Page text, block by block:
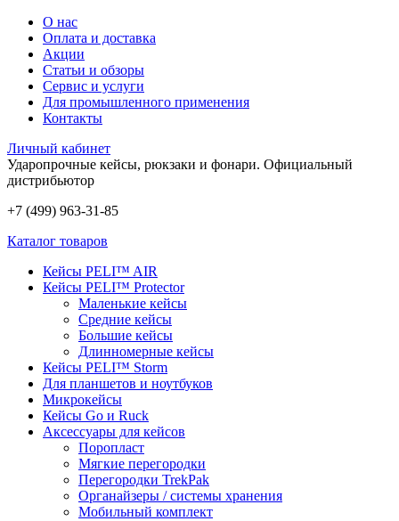
О нас
Оплата и доставка
Акции
Статьи и обзоры
Сервис и услуги
Для промышленного применения
Контакты
Личный кабинет
Ударопрочные кейсы, рюкзаки и фонари. Официальный
дистрибьютор
+7 (499) 963-31-85
Каталог товаров
Кейсы PELI™ AIR
Кейсы PELI™ Protector
Маленькие кейсы
Средние кейсы
Большие кейсы
Длинномерные кейсы
Кейсы PELI™ Storm
Для планшетов и ноутбуков
Микрокейсы
Кейсы Go и Ruck
Аксессуары для кейсов
Поропласт
Мягкие перегородки
Перегородки TrekPak
Органайзеры / системы хранения
Мобильный комплект